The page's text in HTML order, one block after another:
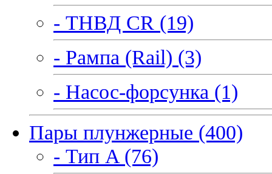
- ТНВД CR (19)
- Рампа (Rail) (3)
- Насос-форсунка (1)
Пары плунжерные (400)
- Тип A (76)